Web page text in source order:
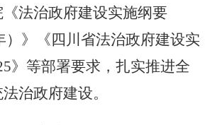
法治政府建设实施纲要
）》《四川省法治政府建设实
》等部署要求，扎实推进全
治政府建设。